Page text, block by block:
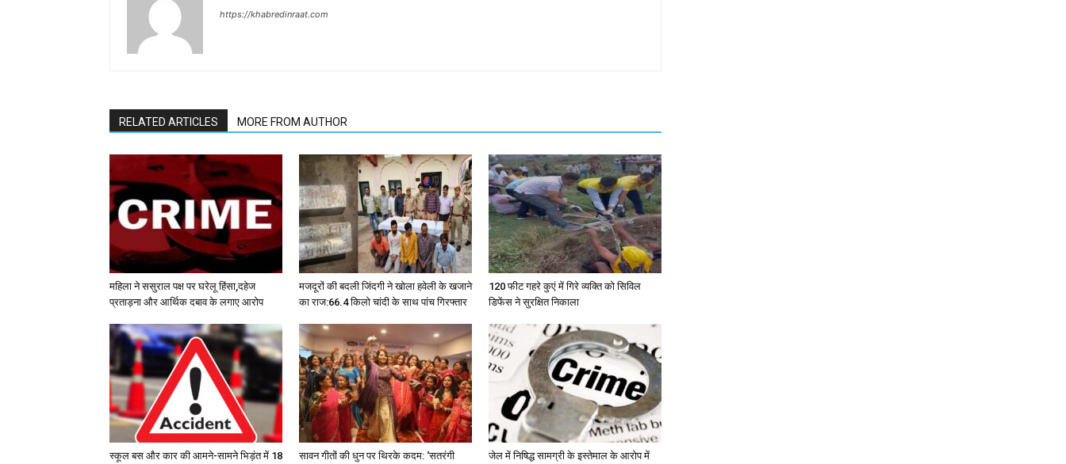
https://khabredinraat.com
RELATED ARTICLES MORE FROM AUTHOR
महिला ने ससुराल पक्ष पर घरेलू हिंसा,दहेज
प्रताड़ना और आर्थिक दबाव के लगाए आरोप
मजदूरों की बदली जिंदगी ने खोला हवेली के खजाने
का राज:66.4 किलो चांदी के साथ पांच गिरफ्तार
120 फीट गहरे कुएं में गिरे व्यक्ति को सिविल
डिफेंस ने सुरक्षित निकाला
स्कूल बस और कार की आमने-सामने भिड़ंत में 18
सावन गीतों की धुन पर थिरके कदम: ‘सतरंगी
जेल में निषिद्ध सामग्री के इस्तेमाल के आरोप में